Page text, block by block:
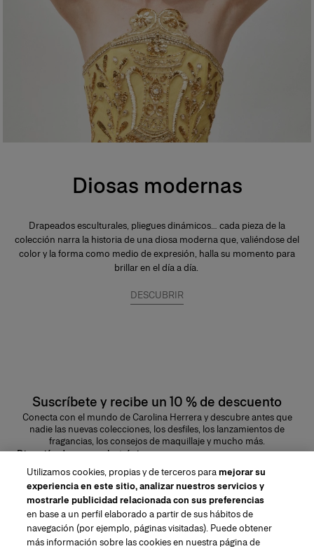
Diosas modernas
Drapeados esculturales, pliegues dinámicos… cada pieza de la
colección narra la historia de una diosa moderna que, valiéndose del
color y la forma como medio de expresión, halla su momento para
brillar en el día a día.
DESCUBRIR
Suscríbete y recibe un 10 % de descuento
Conecta con el mundo de Carolina Herrera y descubre antes que
nadie las nuevas colecciones, los desfiles, los lanzamientos de
fragancias, los consejos de maquillaje y mucho más.
Dirección de correo electrónico
ENVIAR
Utilizamos cookies, propias y de terceros paramejorar su
experiencia en este sitio, analizar nuestros servicios y
mostrarle publicidad relacionada con sus preferencias
en base a un perfil elaborado a partir de sus hábitos de
navegación (por ejemplo, páginas visitadas). Puede obtener
más información sobre las cookies en nuestra página de